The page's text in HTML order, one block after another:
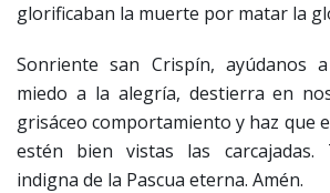
glorificaban la muerte por matar la
Sonriente san Crispín, ayúdanos
miedo a la alegría, destierra en
grisáceo comportamiento y haz que
estén bien vistas las carcajadas.
indigna de la Pascua eterna. Amén.